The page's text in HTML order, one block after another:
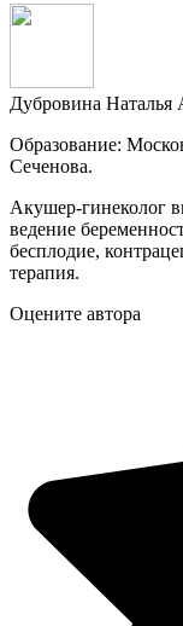
Дубровина Наталья
Образование:
Сеченова.
Акушер-гинеколог
ведение
бесплодие,
терапия.
Оцените автора